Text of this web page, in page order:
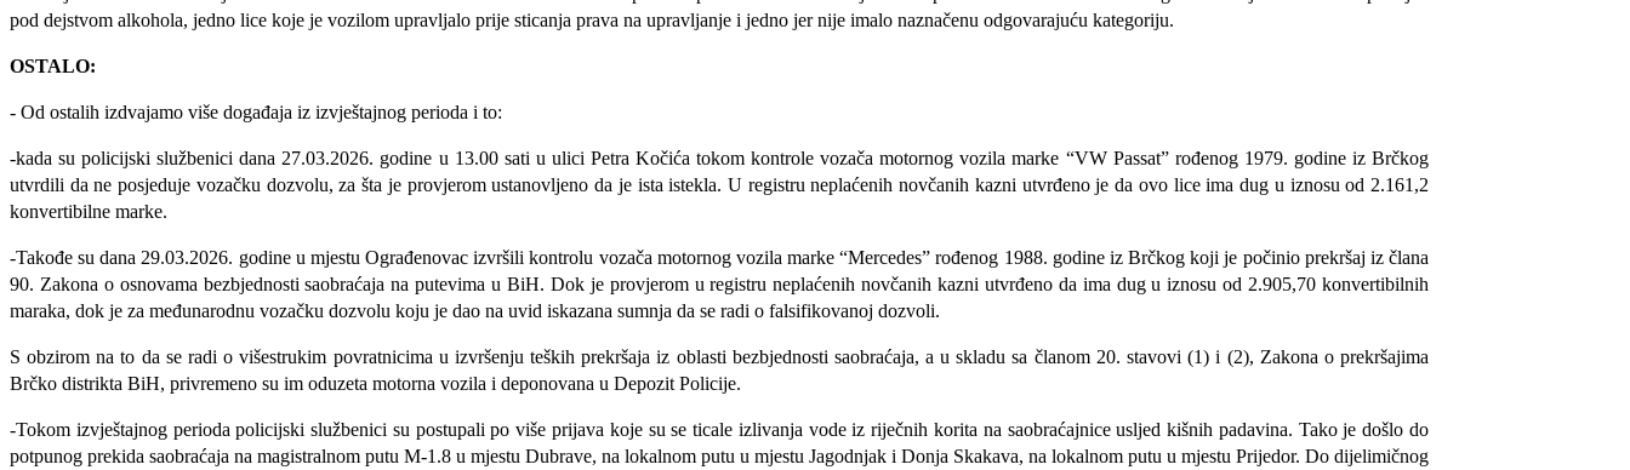
pod dejstvom alkohola, jedno lice koje je vozilom upravljalo prije sticanja prava na upravljanje i jedno jer nije imalo naznačenu odgovarajuću kategoriju.
OSTALO:
- Od ostalih izdvajamo više događaja iz izvještajnog perioda i to:
-kada su policijski službenici dana 27.03.2026. godine u 13.00 sati u ulici Petra Kočića tokom kontrole vozača motornog vozila marke “VW Passat” rođenog 1979. godine iz Brčkog
utvrdili da ne posjeduje vozačku dozvolu, za šta je provjerom ustanovljeno da je ista istekla. U registru neplaćenih novčanih kazni utvrđeno je da ovo lice ima dug u iznosu od 2.161,2
konvertibilne marke.
-Takođe su dana 29.03.2026. godine u mjestu Ograđenovac izvršili kontrolu vozača motornog vozila marke “Mercedes” rođenog 1988. godine iz Brčkog koji je počinio prekršaj iz člana
90. Zakona o osnovama bezbjednosti saobraćaja na putevima u BiH. Dok je provjerom u registru neplaćenih novčanih kazni utvrđeno da ima dug u iznosu od 2.905,70 konvertibilnih
maraka, dok je za međunarodnu vozačku dozvolu koju je dao na uvid iskazana sumnja da se radi o falsifikovanoj dozvoli.
S obzirom na to da se radi o višestrukim povratnicima u izvršenju teških prekršaja iz oblasti bezbjednosti saobraćaja, a u skladu sa članom 20. stavovi (1) i (2), Zakona o prekršajima
Brčko distrikta BiH, privremeno su im oduzeta motorna vozila i deponovana u Depozit Policije.
-Tokom izvještajnog perioda policijski službenici su postupali po više prijava koje su se ticale izlivanja vode iz riječnih korita na saobraćajnice usljed kišnih padavina. Tako je došlo do
potpunog prekida saobraćaja na magistralnom putu M-1.8 u mjestu Dubrave, na lokalnom putu u mjestu Jagodnjak i Donja Skakava, na lokalnom putu u mjestu Prijedor. Do dijelimičnog